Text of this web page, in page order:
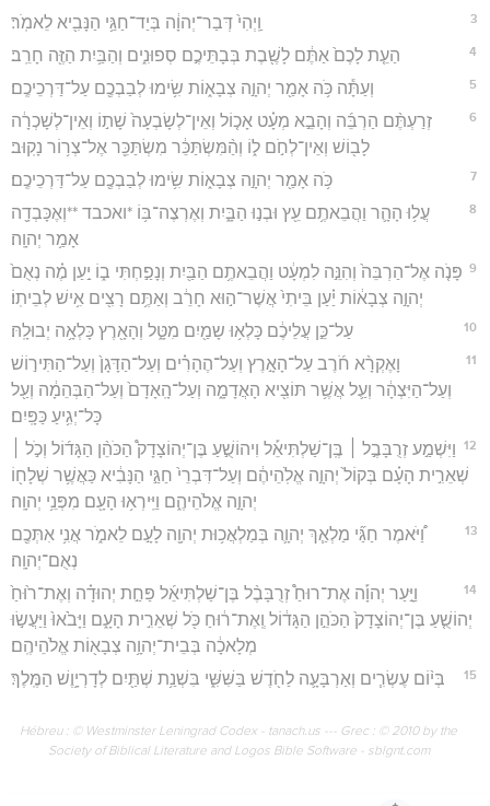
3 וַֽיְהִי֙ דְּבַר־יְהוָ֔ה בְּיַד־חַגַּ֥י הַנָּבִ֖יא לֵאמֹֽר׃
4 הַעֵ֤ת לָכֶם֙ אַתֶּ֔ם לָשֶׁ֖בֶת בְּבָתֵּיכֶ֣ם סְפוּנִ֑ים וְהַבַּ֥יִת הַזֶּ֖ה חָרֵֽב׃
5 וְעַתָּ֕ה כֹּ֥ה אָמַ֖ר יְהוָ֣ה צְבָא֑וֹת שִׂ֥ימוּ לְבַבְכֶ֖ם עַל־דַּרְכֵיכֶֽם׃
6
זְרַעְתֶּ֨ם הַרְבֵּ֜ה וְהָבֵ֣א מְעָ֗ט אָכ֤וֹל וְאֵין־לְשָׂבְעָה֙ שָׁת֣וֹ וְאֵין־לְשָׁכְרָ֔ה
לָב֖וֹשׁ וְאֵין־לְחֹ֣ם ל֑וֹ וְהַ֨מִּשְׂתַּכֵּ֔ר מִשְׂתַּכֵּ֖ר אֶל־צְר֥וֹר נָקֽוּב׃
7 כֹּ֥ה אָמַ֖ר יְהוָ֣ה צְבָא֑וֹת שִׂ֥ימוּ לְבַבְכֶ֖ם עַל־דַּרְכֵיכֶֽם׃
8
עֲל֥וּ הָהָ֛ר וַהֲבֵאתֶ֥ם עֵ֖ץ וּבְנ֣וּ הַבָּ֑יִת וְאֶרְצֶה־בּ֥וֹ *ואכבד **וְאֶכָּבְדָ֖ה
אָמַ֥ר יְהוָֽה׃
9 פָּנֹ֤ה אֶל־הַרְבֵּה֙ וְהִנֵּ֣ה לִמְעָ֔ט וַהֲבֵאתֶ֥ם הַבַּ֖יִת וְנָפַ֣חְתִּי ב֑וֹ יַ֣עַן מֶ֗ה נְאֻם֙
יְהוָ֣ה צְבָא֔וֹת יַ֗עַן בֵּיתִי֙ אֲשֶׁר־ה֣וּא חָרֵ֔ב וְאַתֶּ֥ם רָצִ֖ים אִ֥ישׁ לְבֵיתֽוֹ׃
10 עַל־כֵּ֣ן עֲלֵיכֶ֔ם כָּלְא֥וּ שָמַ֖יִם מִטָּ֑ל וְהָאָ֖רֶץ כָּלְאָ֥ה יְבוּלָֽהּ׃
11
וָאֶקְרָ֨א חֹ֜רֶב עַל־הָאָ֣רֶץ וְעַל־הֶהָרִ֗ים וְעַל־הַדָּגָן֙ וְעַל־הַתִּיר֣וֹשׁ
וְעַל־הַיִּצְהָ֔ר וְעַ֛ל אֲשֶׁ֥ר תּוֹצִ֖יא הָאֲדָמָ֑ה וְעַל־הָֽאָדָם֙ וְעַל־הַבְּהֵמָ֔ה וְעַ֖ל
כָּל־יְגִ֥יעַ כַּפָּֽיִם׃
12
וַיִּשְׁמַ֣ע זְרֻבָּבֶ֣ל ׀ בֶּֽן־שַׁלְתִּיאֵ֡ל וִיהוֹשֻׁ֣עַ בֶּן־יְהוֹצָדָק֩ הַכֹּהֵ֨ן הַגָּד֜וֹל וְכֹ֣ל ׀
שְׁאֵרִ֣ית הָעָ֗ם בְּקוֹל֙ יְהוָ֣ה אֱלֹֽהֵיהֶ֔ם וְעַל־דִּבְרֵי֙ חַגַּ֣י הַנָּבִ֔יא כַּאֲשֶׁ֥ר שְׁלָח֖וֹ
יְהוָ֣ה אֱלֹהֵיהֶ֑ם וַיִּֽירְא֥וּ הָעָ֖ם מִפְּנֵ֥י יְהוָֽה׃
13
וַ֠יֹּאמֶר חַגַּ֞י מַלְאַ֧ךְ יְהוָ֛ה בְּמַלְאֲכ֥וּת יְהוָ֖ה לָעָ֣ם לֵאמֹ֑ר אֲנִ֥י אִתְּכֶ֖ם
נְאֻם־יְהוָֽה׃
14
וַיָּ֣עַר יְהוָ֡ה אֶת־רוּחַ֩ זְרֻבָּבֶ֨ל בֶּן־שַׁלְתִּיאֵ֜ל פַּחַ֣ת יְהוּדָ֗ה וְאֶת־ר֙וּחַ֙
יְהוֹשֻׁ֤עַ בֶּן־יְהוֹצָדָק֙ הַכֹּהֵ֣ן הַגָּד֔וֹל וְֽאֶת־ר֔וּחַ כֹּ֖ל שְׁאֵרִ֣ית הָעָ֑ם וַיָּבֹ֙אוּ֙ וַיַּעֲשׂ֣וּ
מְלָאכָ֔ה בְּבֵית־יְהוָ֥ה צְבָא֖וֹת אֱלֹהֵיהֶֽם׃
15 בְּי֨וֹם עֶשְׂרִ֧ים וְאַרְבָּעָ֛ה לַחֹ֖דֶשׁ בַּשִּׁשִּׁ֑י בִּשְׁנַ֥ת שְׁתַּ֖יִם לְדָרְיָ֥וֶשׁ הַמֶּֽלֶךְ׃
Hébreu : © Westminster Leningrad Codex - tanach.us --- Grec : © 2010 by the
Society of Biblical Literature and Logos Bible Software - sblgnt.com